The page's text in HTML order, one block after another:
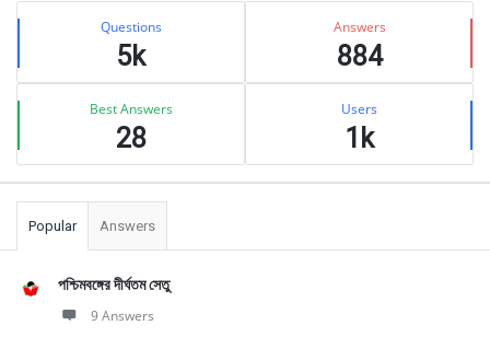
Stats Questions
5k
Answers
884
Best Answers
28
Users
1k
Popular Answers
পশ্চিমবঙ্গের দীর্ঘতম সেতু
9 Answers